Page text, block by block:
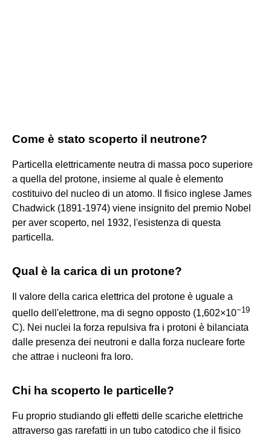
Come è stato scoperto il neutrone?
Particella elettricamente neutra di massa poco superiore
a quella del protone, insieme al quale è elemento
costituivo del nucleo di un atomo. Il fisico inglese James
Chadwick (1891-1974) viene insignito del premio Nobel
per aver scoperto, nel 1932, l'esistenza di questa
particella.
Qual è la carica di un protone?
Il valore della carica elettrica del protone è uguale a
quello dell'elettrone, ma di segno opposto (1,602×10−19
C). Nei nuclei la forza repulsiva fra i protoni è bilanciata
dalle presenza dei neutroni e dalla forza nucleare forte
che attrae i nucleoni fra loro.
Chi ha scoperto le particelle?
Fu proprio studiando gli effetti delle scariche elettriche
attraverso gas rarefatti in un tubo catodico che il fisico